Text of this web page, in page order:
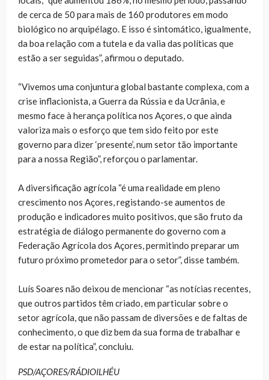
de cerca de 50 para mais de 160 produtores em modo
biológico no arquipélago. E isso é sintomático, igualmente,
da boa relação com a tutela e da valia das políticas que
estão a ser seguidas”, afirmou o deputado.
“Vivemos uma conjuntura global bastante complexa, com a
crise inflacionista, a Guerra da Rússia e da Ucrânia, e
mesmo face à herança política nos Açores, o que ainda
valoriza mais o esforço que tem sido feito por este
governo para dizer ‘presente’, num setor tão importante
para a nossa Região”, reforçou o parlamentar.
A diversificação agrícola “é uma realidade em pleno
crescimento nos Açores, registando-se aumentos de
produção e indicadores muito positivos, que são fruto da
estratégia de diálogo permanente do governo com a
Federação Agrícola dos Açores, permitindo preparar um
futuro próximo prometedor para o setor”, disse também.
Luís Soares não deixou de mencionar “as notícias recentes,
que outros partidos têm criado, em particular sobre o
setor agrícola, que não passam de diversões e de faltas de
conhecimento, o que diz bem da sua forma de trabalhar e
de estar na política”, concluiu.
PSD/AÇORES/RÁDIOILHÉU